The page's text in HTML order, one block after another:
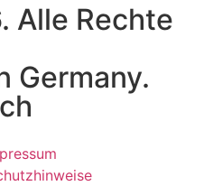
Alle Rechte
Germany.